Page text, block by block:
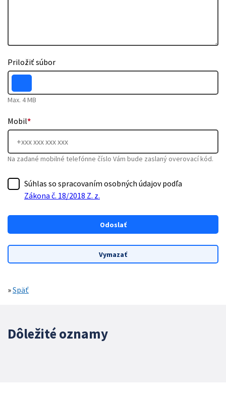
Priložiť súbor
Max. 4 MB
Mobil*
Na zadané mobilné telefónne číslo Vám bude zaslaný overovací kód.
Súhlas so spracovaním osobných údajov podľa
Zákona č. 18/2018 Z. z.
»Späť
Dôležité oznamy